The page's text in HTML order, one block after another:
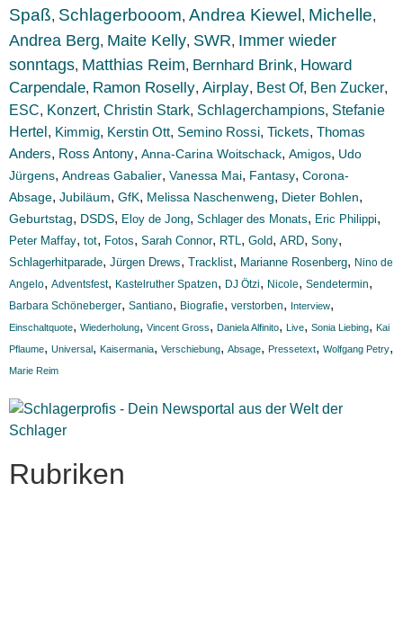
Spaß, Schlagerbooom, Andrea Kiewel, Michelle,
Andrea Berg, Maite Kelly, SWR, Immer wieder
sonntags, Matthias Reim, Bernhard Brink, Howard
Carpendale, Ramon Roselly, Airplay, Best Of, Ben Zucker,
ESC, Konzert, Christin Stark, Schlagerchampions, Stefanie
Hertel , Kimmig, Kerstin Ott, Semino Rossi, Tickets, Thomas
Anders, Ross Antony, Anna-Carina Woitschack, Amigos, Udo
Jürgens, Andreas Gabalier, Vanessa Mai, Fantasy, Corona-
Absage, Jubiläum, GfK, Melissa Naschenweng, Dieter Bohlen,
Geburtstag, DSDS, Eloy de Jong, Schlager des Monats, Eric Philippi,
Peter Maffay, tot, Fotos, Sarah Connor, RTL , Gold, ARD, Sony,
Schlagerhitparade, Jürgen Drews, Tracklist, Marianne Rosenberg, Nino de
Angelo, Adventsfest, Kastelruther Spatzen, DJ Ötzi, Nicole, Sendetermin,
Barbara Schöneberger, Santiano, Biografie, verstorben, Interview,
Einschaltquote, Wiederholung, Vincent Gross, Daniela Alfinito, Live, Sonia Liebing, Kai
Pflaume, Universal, Kaisermania, Verschiebung, Absage, Pressetext, Wolfgang Petry,
Marie Reim
Rubriken